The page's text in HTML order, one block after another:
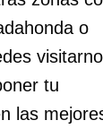
o
tu
las